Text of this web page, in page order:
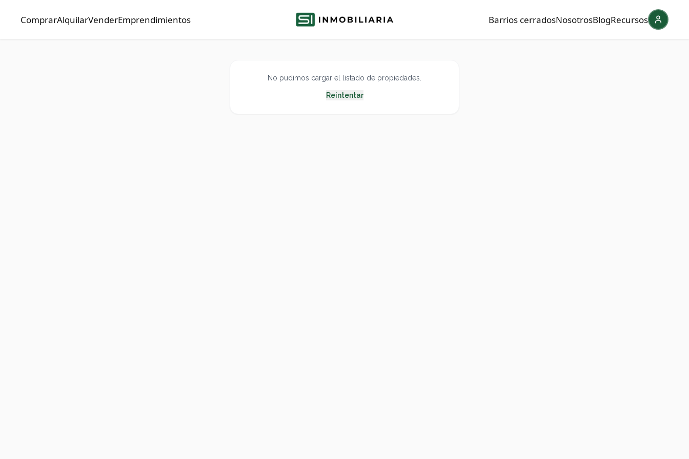
ComprarAlquilarVenderEmprendimientos Barrios cerradosNosotrosBlogRecursos
No pudimos cargar el listado de propiedades.
Reintentar